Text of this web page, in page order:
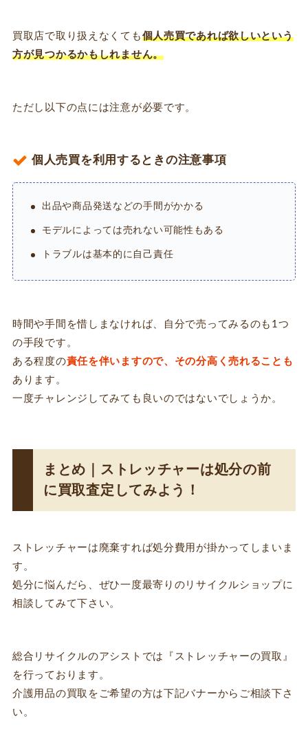
買取店で取り扱えなくても 個人売買であれば欲しいという
方が見つかるかもしれません。
ただし以下の点には注意が必要です。
個人売買を利用するときの注意事項
出品や商品発送などの手間がかかる
モデルによっては売れない可能性もある
トラブルは基本的に自己責任
時間や手間を惜しまなければ、自分で売ってみるのも1つ
の手段です。
ある程度の責任を伴いますので、その分高く売れることも
あります。
一度チャレンジしてみても良いのではないでしょうか。
まとめ｜ストレッチャーは処分の前
に買取査定してみよう！
ストレッチャーは廃棄すれば処分費用が掛かってしまいま
す。
処分に悩んだら、ぜひ一度最寄りのリサイクルショップに
相談してみて下さい。
総合リサイクルのアシストでは『ストレッチャーの買取』
を行っております。
介護用品の買取をご希望の方は下記バナーからご相談下さ
い。